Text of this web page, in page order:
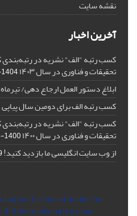
نقشه سایت
آخرین اخبار
کسب رتبه "الف" نشریه در
تحقیقات و فناوری در سال ۱۴۰۳ 1404-07-07
ابلاغ دستور العمل ارجاع دهی/ تیرماه 1402
کسب رتبه الف برای دومین سال پیاپی
کسب رتبه "الف" نشریه در
تحقیقات و فناوری در سال ۱۴۰۰ 1400-04-27
از وب سایت انگلیسی ما بازدید کنید!
Licensedunder the
International License